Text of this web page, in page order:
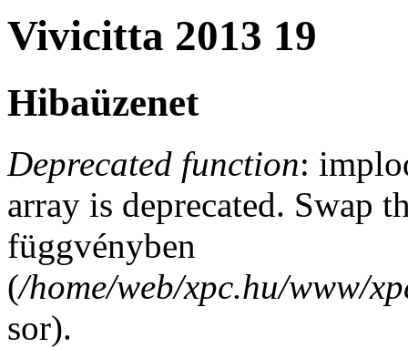
Vivicitta 2013 19
Hibaüzenet
Deprecated function:
array is deprecated. Swap
függvényben
(/home/web/xpc.hu/www/
sor).